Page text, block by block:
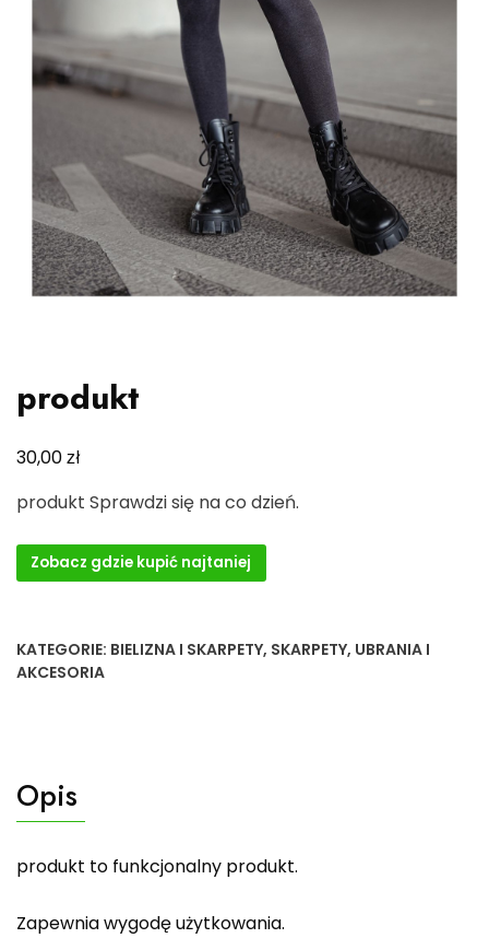
produkt
30,00zł
produkt Sprawdzi się na co dzień.
Zobacz gdzie kupić najtaniej
KATEGORIE: BIELIZNA I SKARPETY, SKARPETY, UBRANIA I
AKCESORIA
Opis
produkt to funkcjonalny produkt.
Zapewnia wygodę użytkowania.